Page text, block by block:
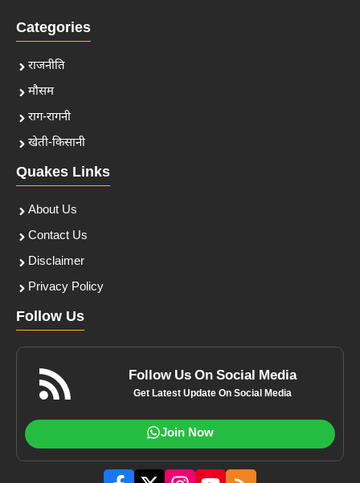
Categories
राजनीति
मौसम
राग-रागनी
खेती-किसानी
Quakes Links
About Us
Contact Us
Disclaimer
Privacy Policy
Follow Us
Follow Us On Social Media
Get Latest Update On Social Media
Join Now